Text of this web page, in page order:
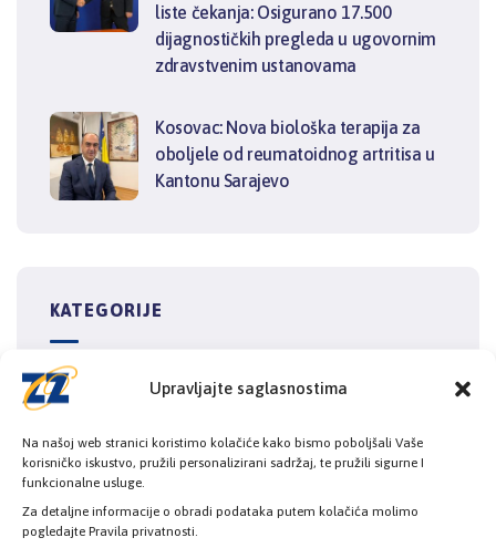
Upravljajte saglasnostima
Na našoj web stranici koristimo kolačiće kako bismo poboljšali Vaše
korisničko iskustvo, pružili personalizirani sadržaj, te pružili sigurne I
funkcionalne usluge.
Za detaljne informacije o obradi podataka putem kolačića molimo
pogledajte Pravila privatnosti.
liste čekanja: Osigurano 17.500
dijagnostičkih pregleda u ugovornim
zdravstvenim ustanovama
Kosovac: Nova biološka terapija za
oboljele od reumatoidnog artritisa u
Kantonu Sarajevo
KATEGORIJE
Novosti